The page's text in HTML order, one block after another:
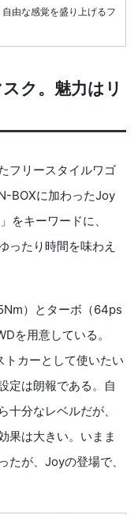
由な感覚を盛り上げるフ
ク。魅力はリ
フリースタイルワゴ
BOXに加わったJoy
をキーワードに、
ったり時間を味わえ
）とターボ（64ps
を用意している。
カーとして使いたい
定は朗報である。自
分なレベルだが、
果は大きい。いまま
たが、Joyの登場で、